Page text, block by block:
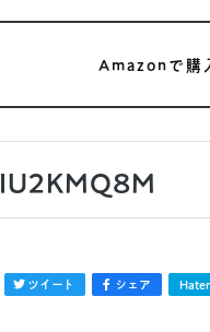
Amazonで購
IU2KMQ8M
ツイート シェア